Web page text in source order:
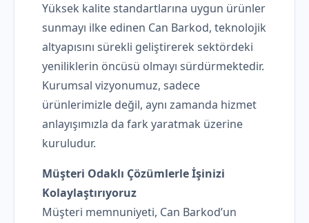
Yüksek kalite standartlarına uygun ürünler
sunmayı ilke edinen Can Barkod, teknolojik
altyapısını sürekli geliştirerek sektördeki
yeniliklerin öncüsü olmayı sürdürmektedir.
Kurumsal vizyonumuz, sadece
ürünlerimizle değil, aynı zamanda hizmet
anlayışımızla da fark yaratmak üzerine
kuruludur.
Müşteri Odaklı Çözümlerle İşinizi
Kolaylaştırıyoruz
Müşteri memnuniyeti, Can Barkod’un